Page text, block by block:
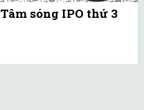
Tâm sóng IPO thứ 3